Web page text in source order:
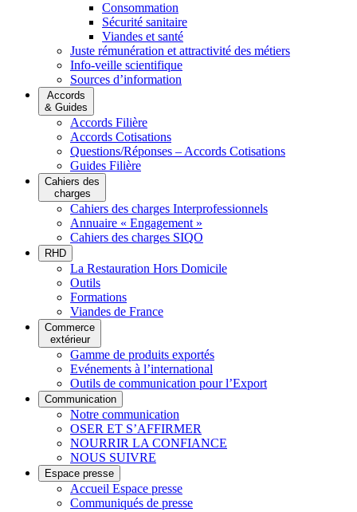
Consommation
Sécurité sanitaire
Viandes et santé
Juste rémunération et attractivité des métiers
Info-veille scientifique
Sources d’information
Accords
& Guides
Accords Filière
Accords Cotisations
Questions/Réponses – Accords Cotisations
Guides Filière
Cahiers des
charges
Cahiers des charges Interprofessionnels
Annuaire « Engagement »
Cahiers des charges SIQO
RHD
La Restauration Hors Domicile
Outils
Formations
Viandes de France
Commerce
extérieur
Gamme de produits exportés
Evénements à l’international
Outils de communication pour l’Export
Communication
Notre communication
OSER ET S’AFFIRMER
NOURRIR LA CONFIANCE
NOUS SUIVRE
Espace presse
Accueil Espace presse
Communiqués de presse